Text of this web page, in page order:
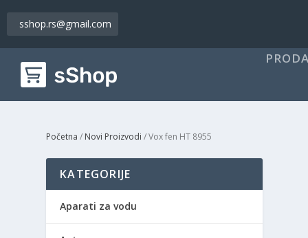
sshop.rs@gmail.com
Početna / Novi Proizvodi / Vox fen HT 8955
KATEGORIJE
Aparati za vodu